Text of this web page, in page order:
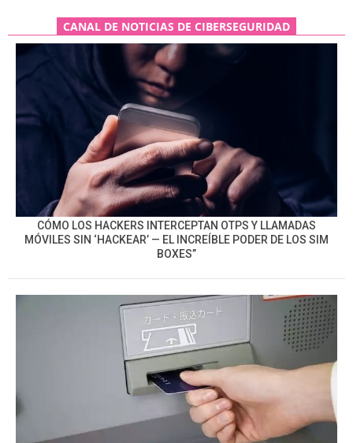
CANAL DE NOTICIAS DE CIBERSEGURIDAD
CÓMO LOS HACKERS INTERCEPTAN OTPS Y LLAMADAS
MÓVILES SIN ‘HACKEAR’ — EL INCREÍBLE PODER DE LOS SIM
BOXES”